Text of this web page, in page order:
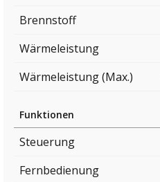
Brennstoff
Wärmeleistung
Wärmeleistung (Max.)
Funktionen
Steuerung
Fernbedienung